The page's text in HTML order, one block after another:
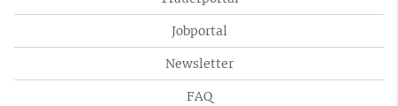
Jobportal
Newsletter
FAQ